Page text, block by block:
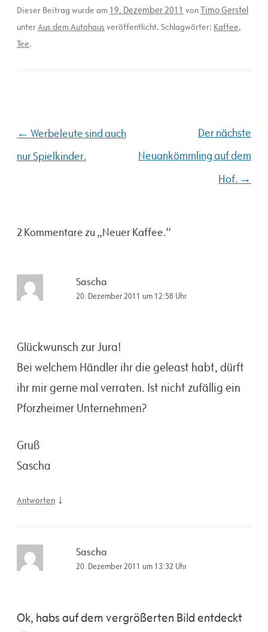
Dieser Beitrag wurde am 19. Dezember 2011 vonTimo Gerstel
unterAus dem Autohaus veröffentlicht. Schlagwörter: Kaffee,
Tee.
Beitragsnavigation
← Werbeleute sind auch
nur Spielkinder.
Der nächste
Neuankömmling auf dem
Hof. →
2 Kommentare zu „Neuer Kaffee.“
Sascha
20. Dezember 2011 um 12:58 Uhr
Glückwunsch zur Jura!
Bei welchem Händler ihr die geleast habt, dürft
ihr mir gerne mal verraten. Ist nicht zufällig ein
Pforzheimer Unternehmen?
Gruß
Sascha
Antworten ↓
Sascha
20. Dezember 2011 um 13:32 Uhr
Ok, habs auf dem vergrößerten Bild entdeckt